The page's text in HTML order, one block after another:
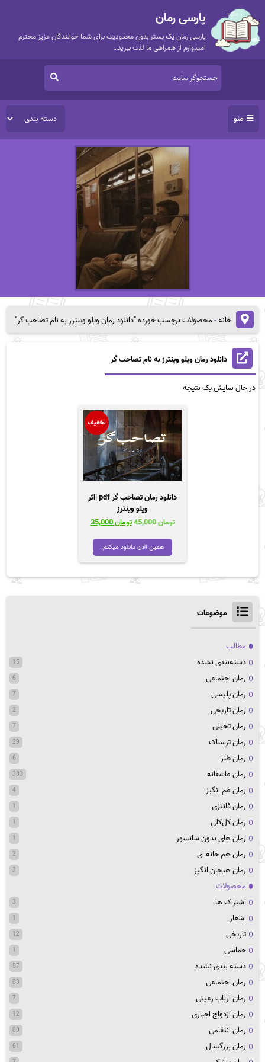
پارسی رمان
پارسی رمان یک بستر بدون محدودیت برای شما خوانندگان عزیز محترم
امیدوارم از همراهی ما لذت ببرید…
منو
خانه-محصولات برچسب خورده "دانلود رمان ویلو وینترز به نام تصاحب گر"
دانلود رمان ویلو وینترز به نام تصاحب گر
در حال نمایش یک نتیجه
تخفیف
دانلود رمان تصاحب گر pdf |اثر
ویلو وینترز
تومان45,000
قیمت
تومان 45,000
بود.
تومان35,000
قیمت
همین الان دانلود میکنم.
موضوعات
مطالب
دسته‌بندی نشده
15
رمان اجتماعی 6
رمان پلیسی 7
رمان تاریخی 2
رمان تخیلی 7
رمان ترسناک 29
رمان طنز 6
رمان عاشقانه 383
رمان غم انگیز 4
رمان فانتزی 1
رمان کل‌کلی 1
رمان های بدون سانسور 1
رمان هم خانه ای 2
رمان هیجان انگیز 3
محصولات
اشتراک ها
3
اشعار 1
تاریخی 12
حماسی 1
دسته بندی نشده 57
رمان اجتماعی 83
رمان ارباب رعیتی 7
رمان ازدواج اجباری 12
رمان انتقامی 80
رمان بزرگسال 61